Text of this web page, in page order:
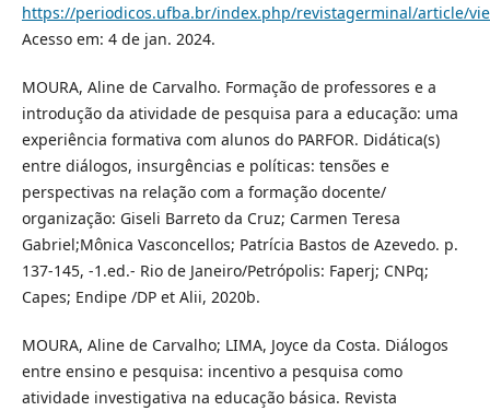
https://periodicos.ufba.br/index.php/revistagerminal/article/
Acesso em: 4 de jan. 2024.
MOURA, Aline de Carvalho. Formação de professores e a
introdução da atividade de pesquisa para a educação: uma
experiência formativa com alunos do PARFOR. Didática(s)
entre diálogos, insurgências e políticas: tensões e
perspectivas na relação com a formação docente/
organização: Giseli Barreto da Cruz; Carmen Teresa
Gabriel;Mônica Vasconcellos; Patrícia Bastos de Azevedo. p.
137-145, -1.ed.- Rio de Janeiro/Petrópolis: Faperj; CNPq;
Capes; Endipe /DP et Alii, 2020b.
MOURA, Aline de Carvalho; LIMA, Joyce da Costa. Diálogos
entre ensino e pesquisa: incentivo a pesquisa como
atividade investigativa na educação básica. Revista